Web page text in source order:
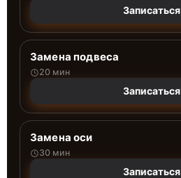
Записаться
Замена подвеса
20 мин
Записаться
Замена оси
30 мин
Записаться